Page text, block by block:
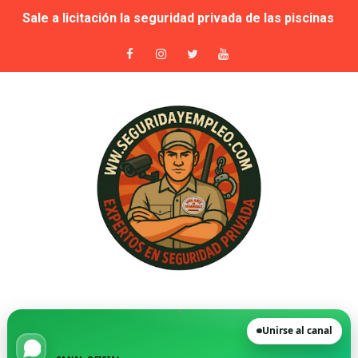
Grupo Secoex se perfila como adjudicataria de la
Adjudicado por 87,9 millones el contrato de apoyo a
Suspensión cautelar de la adjudicación de varios
🛡️ Vecinos de VPP en Playa de San Juan denuncian
Novedad. Orden INT/25/2026 — Habilitación de
La Moraleja, condenada a readmitir a su director de
FGV destinará más de 30 millones de euros a los
🗞️ Opinión | La realidad tras una semana realizando
🚨 Denunciado por intrusismo en seguridad privada
Unirse al canal